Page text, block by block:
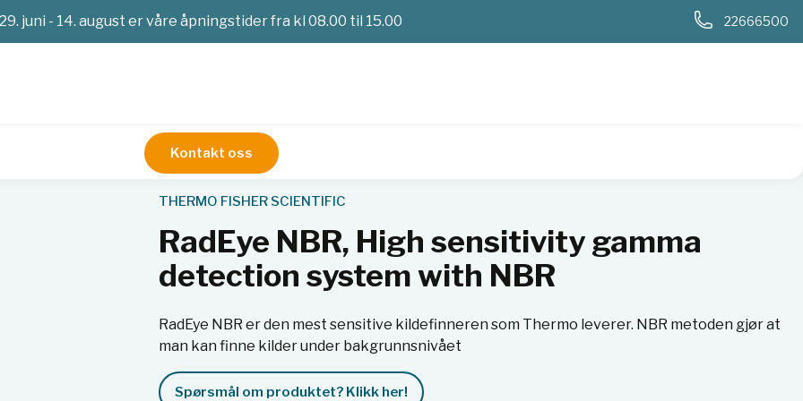
29. juni - 14. august er våre åpningstider fra kl 08.00 til 15.00 22666500
Kontakt oss
Alfa-Beta-Gammastråling
THERMO FISHER SCIENTIFIC
RadEye NBR, High sensitivity gamma
detection system with NBR
RadEye NBR er den mest sensitive kildefinneren som Thermo leverer. NBR metoden gjør at
man kan finne kilder under bakgrunnsnivået
Spørsmål om produktet? Klikk her!